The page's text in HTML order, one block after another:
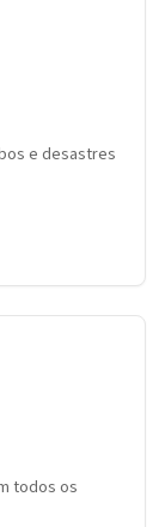
e desastres
todos os